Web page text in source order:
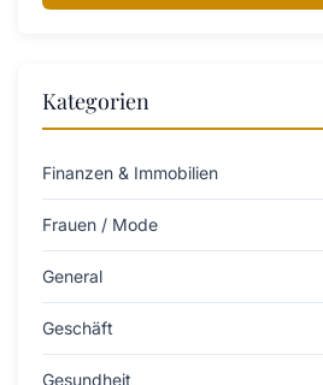
Kategorien
Finanzen & Immobilien
Frauen / Mode
General
Geschäft
Gesundheit